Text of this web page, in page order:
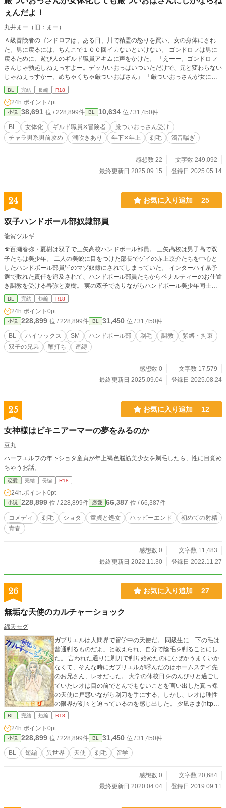
ぇんだよ！
丸井まー（旧：まー）
Ａ級冒険者のゴンドロフは、ある日、川で精霊の怒りを買い、女の身体にされ
た。男に戻るには、ちんこで１００回イカないといけない。 ゴンドロフは男に
戻るために、遊び人のギルド職員アキムに声をかけた。 「えーー。ゴンドロフ
さんじゃ勃起しねぇっすよー。デッカいおっぱいついただけで、元と変わらない
じゃねぇっすかー。めちゃくちゃ厳ついおばさん」 「厳ついおっさんが女にな
っても厳ついおばさんにしかならねぇんだよ！」 ゴンドロフの男に戻る為の奮
闘が始まった！ チャラ男系男前遊び人ギルド職員✕厳ついおっさん（おばさ
ん）冒険者。 ※女体化エロあります。後半はちゃんとBLします。エロあり回に
は※をつけてあります。濁音喘ぎです！ ※ムーンライトノベルズさんでも公開
しております。 ※全７７話。
BL 完結 長編 R18
24h.ポイント 7pt
小説 38,691 位 / 228,899件 BL 10,634 位 / 31,450件
BL 女体化 ギルド職員✕冒険者
厳ついおっさん受け
チャラ男系男前攻め
潮吹きあり 年下✕年上 剃毛 濁音喘ぎ
感想数 22
文字数 249,092
最終更新日 2025.09.15
登録日 2025.05.14
24 お気に入り追加 25
双子ハンドボール部奴隷部員
龍賀ツルギ
🍄百瀬春弥・夏樹は双子で三矢高校ハンドボール部員。 三矢高校は男子高で双
子たちは美少年。 二人の美貌に目をつけた部長でゲイの赤上京介たちを中心と
したハンドボール部員皆のマゾ奴隷にされてしまっていた。 インターハイ県予
選で敗れた責任を追及されて、ハンドボール部員たちからペナルティーのお仕置
き調教を受ける春弥と夏樹。 実の双子でありながらハンドボール美少年同士で
身体を貪り合う背徳淫戯🩵💚 😺スポーツ少年SM。今度はハンドボール部です。
双子の美少年百瀬春弥、夏樹が主人公。 僕の作品ですからこの世界線のハンド
ボール部では短めのショートパンツにハイソックス💞 当然春弥、夏樹の美少年
兄弟二人もハイソックス裸で調教を受けます。 文字数少なくショートショート
でまとめて行きたいと思ってましたが… 結局短編の長さになってしまい自分の
構成力不足に呆れる思いです😓
BL 完結 短編 R18
24h.ポイント 0pt
小説 228,899 位 / 228,899件 BL 31,450 位 / 31,450件
BL ハイソックス SM ハンドボール部 剃毛 調教
緊縛・拘束
双子の兄弟
鞭打ち 連縛
感想数 0
文字数 17,579
最終更新日 2025.09.04
登録日 2025.08.24
25 お気に入り追加 12
女神様はビキニアーマーの夢をみるのか
豆丸
ハーフエルフの年下ショタ童貞が年上褐色脳筋美少女を剃毛したら、性に目覚め
ちゃうお話。
恋愛 完結 長編 R18
24h.ポイント 0pt
小説 228,899 位 / 228,899件 恋愛 66,387 位 / 66,387件
コメディ 剃毛 ショタ 童貞と処女 ハッピーエンド
初めての射精
青春
感想数 0
文字数 11,483
最終更新日 2022.11.30
登録日 2022.11.27
26 お気に入り追加 27
無垢な天使のカルチャーショック
綿天モグ
ガブリエルは人間界で留学中の天使だ。 同級生に「下の毛は
普通剃るものだよ」と教えられ、自分で陰毛を剃ることにし
た。 言われた通りに剃刀で剃り始めたのになぜかうまくいか
なくて、そんな時にガブリエルが呼んだのはホームステイ先
のお兄さん、レオだった。 大学の休校日をのんびりと過ごし
ていたレオは目の前でとんでもないことを言い出した真っ裸
の天使に戸惑いながら剃刀を手にする。しかし、レオは理性
の限界が刻々と迫っているのを感じ出した。 夕凪さま(https://
fujossy.jp/users/yuunagi/mine)の🎼やみつき、夏の(パイ)パン
sy.jp/users/681fff1b7e79cc/mine）に描いていただきました。
BL 完結 短編 R18
24h.ポイント 0pt
小説 228,899 位 / 228,899件 BL 31,450 位 / 31,450件
BL 短編 異世界 天使 剃毛 留学
感想数 0
文字数 20,684
最終更新日 2020.04.04
登録日 2019.09.11